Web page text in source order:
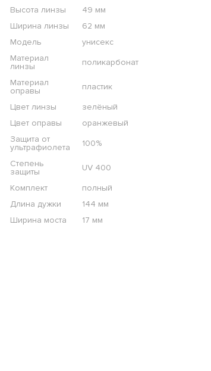
Высота линзы
49 мм
Ширина линзы
62 мм
Модель
унисекс
Материал
линзы
поликарбонат
Материал
оправы
пластик
Цвет линзы
зелёный
Цвет оправы
оранжевый
Защита от
ультрафиолета
100%
Степень
защиты
UV 400
Комплект
полный
Длина дужки
144 мм
Ширина моста
17 мм